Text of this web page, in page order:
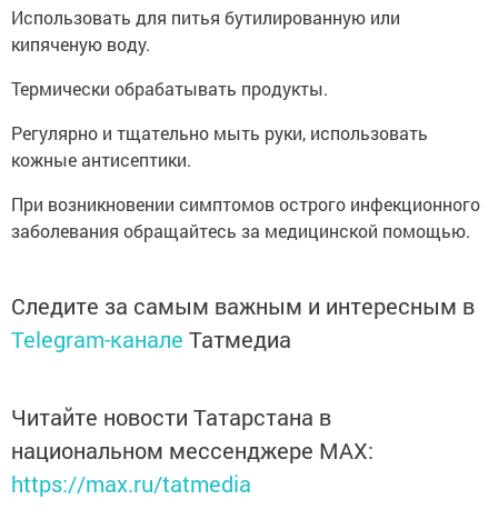
Использовать для питья бутилированную или
кипяченую воду.
Термически обрабатывать продукты.
Регулярно и тщательно мыть руки, использовать
кожные антисептики.
При возникновении симптомов острого инфекционного
заболевания обращайтесь за медицинской помощью.
Следите за самым важным и интересным в
Telegram-канале Татмедиа
Читайте новости Татарстана в
национальном мессенджере MАХ:
https://max.ru/tatmedia